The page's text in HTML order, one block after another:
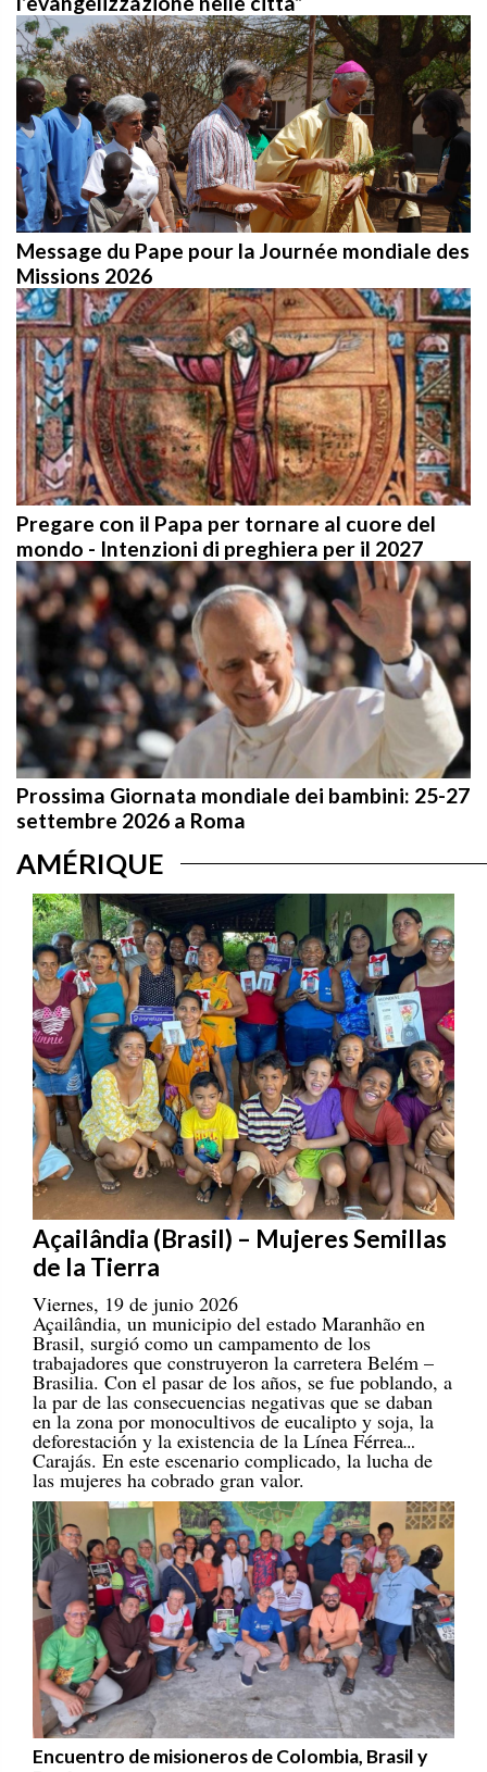
Message du Pape pour la Journée mondiale des
Missions 2026
Pregare con il Papa per tornare al cuore del
mondo - Intenzioni di preghiera per il 2027
Prossima Giornata mondiale dei bambini: 25-27
settembre 2026 a Roma
AMÉRIQUE
Açailândia (Brasil) – Mujeres Semillas
de la Tierra
Viernes, 19 de junio 2026
Açailândia, un municipio del estado Maranhão en
Brasil, surgió como un campamento de los
trabajadores que construyeron la carretera Belém –
Brasilia. Con el pasar de los años, se fue poblando, a
la par de las consecuencias negativas que se daban
en la zona por monocultivos de eucalipto y soja, la
deforestación y la existencia de la Línea Férrea
Carajás. En este escenario complicado, la lucha de
las mujeres ha cobrado gran valor.
Encuentro de misioneros de Colombia, Brasil y
Perú